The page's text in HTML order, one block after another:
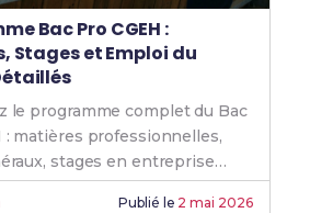
Bac Pro CGEH :
Stages et Emploi du
le programme complet du Bac
: matières professionnelles,
stages en entreprise
emploi du temps.
Publié le 2 mai 2026